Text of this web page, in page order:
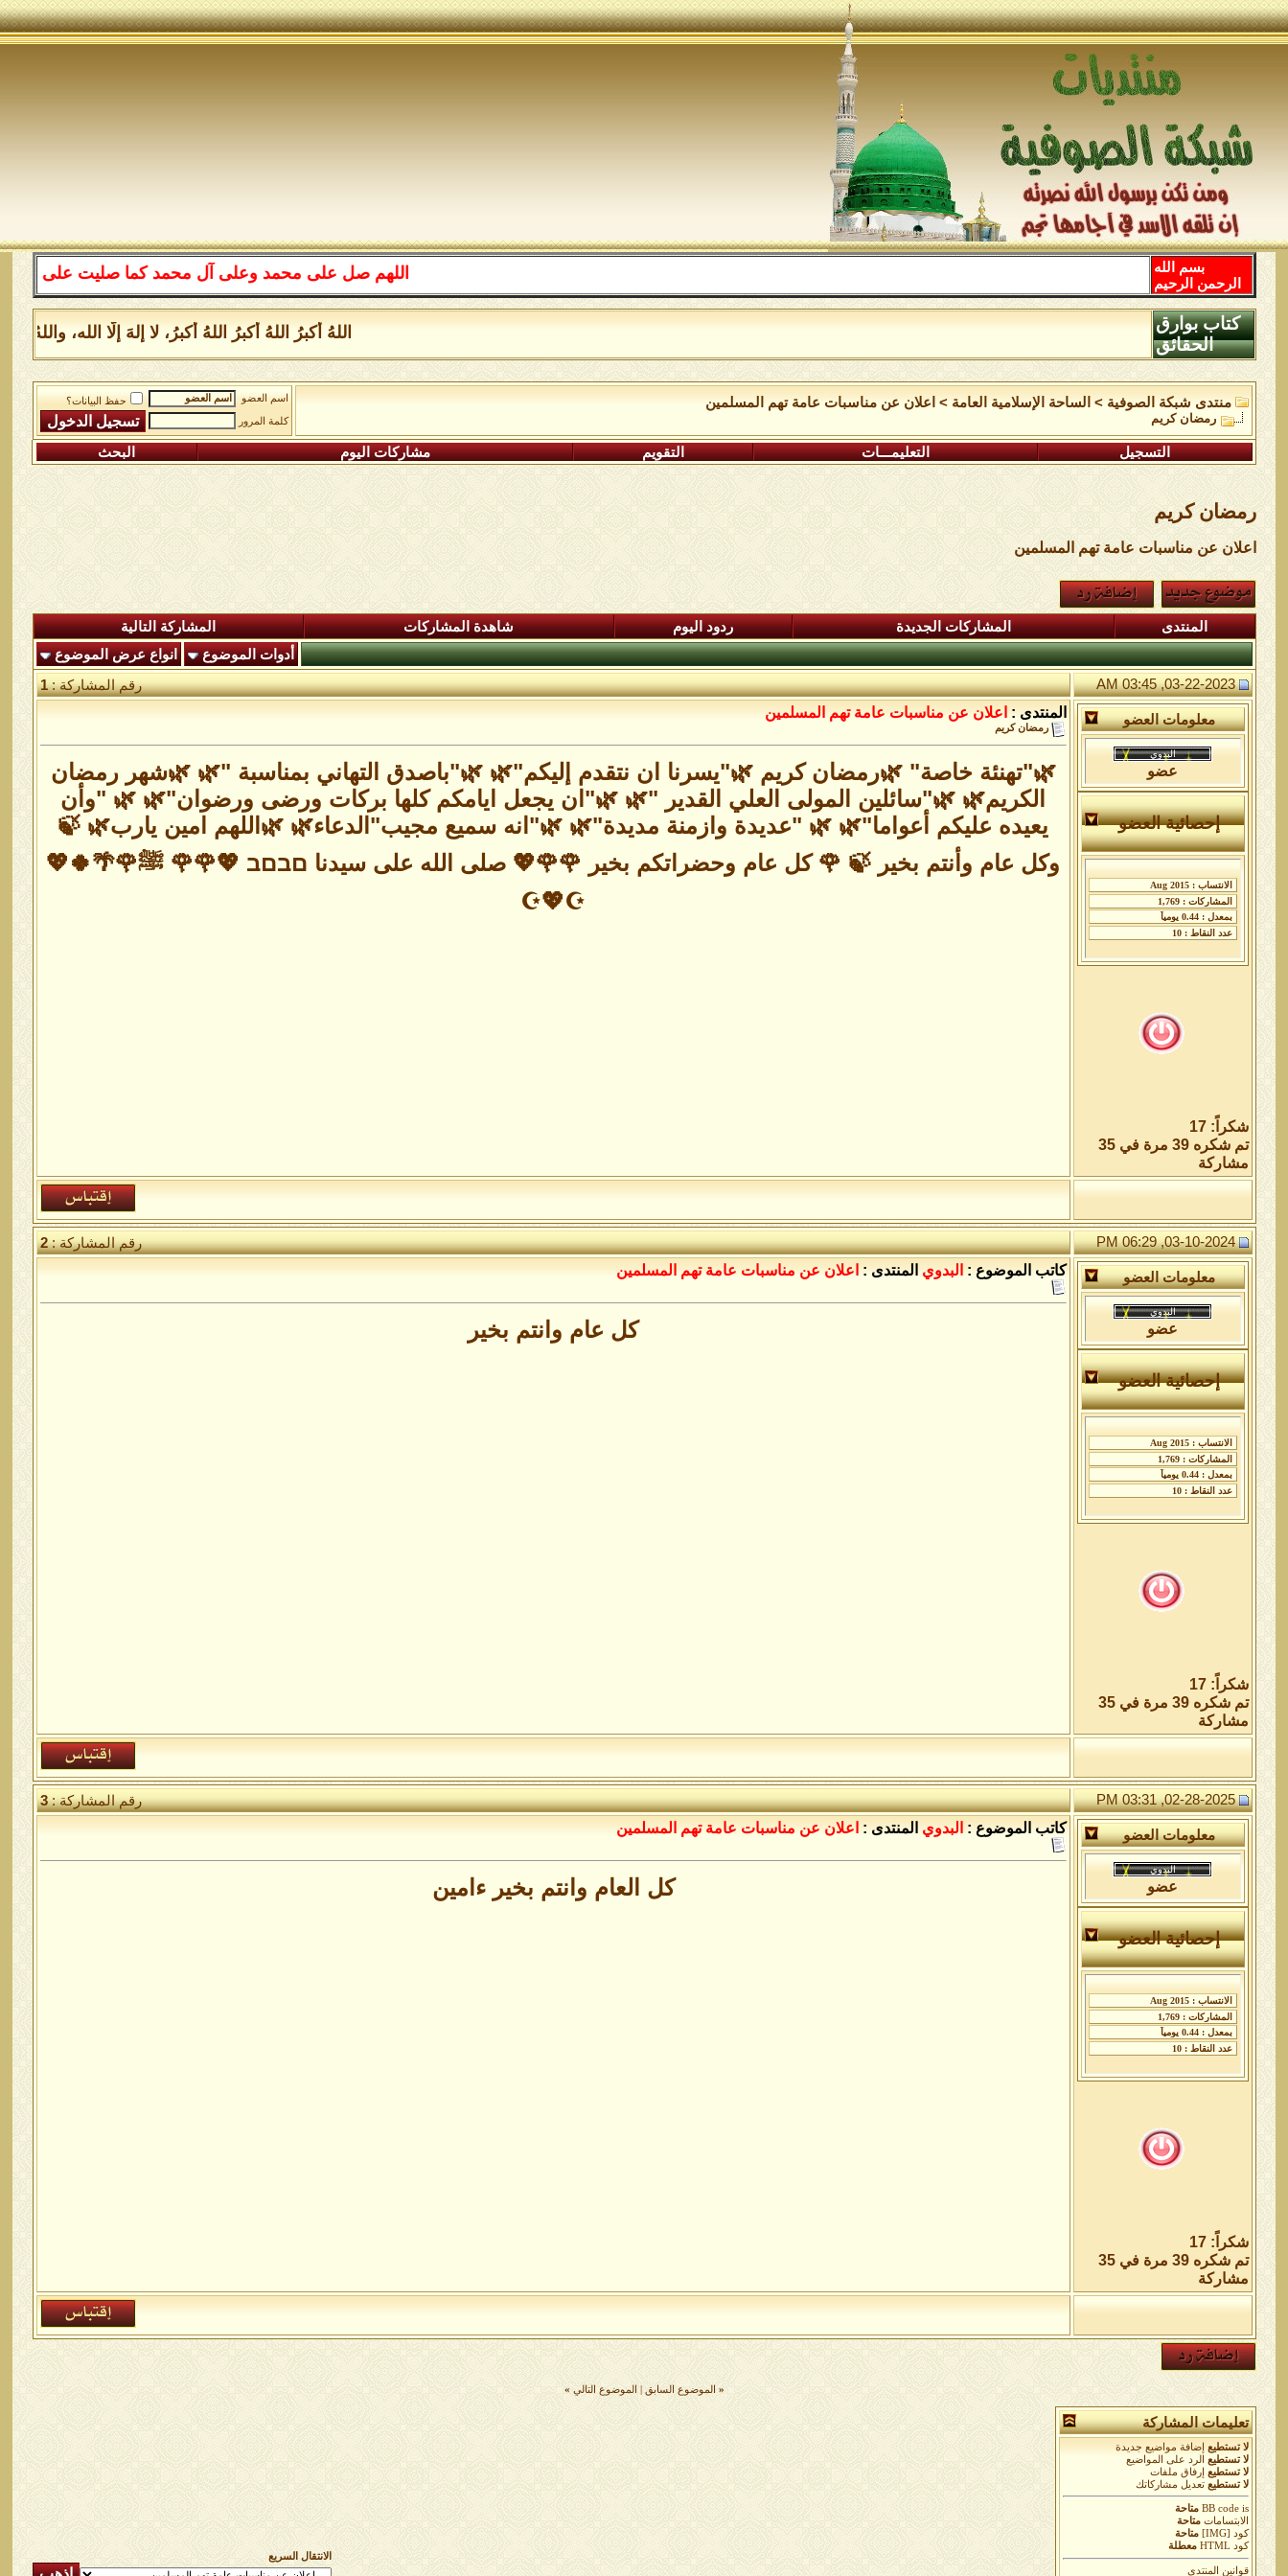
اللهم صل على محمد وعلى آل محمد كما صليت على إبراهيم
بسم الله
الرحمن الرحيم
اللهُ أكبرُ اللهُ أكبرُ اللهُ أكبرُ، لا إلهَ إلَّا الله، واللهُ
كتاب بوارق
الحقائق
منتدى شبكة الصوفية > الساحة اﻹسلامية العامة > اعلان عن مناسبات عامة تهم المسلمين
رمضان كريم
اسم العضو
حفظ البيانات؟
كلمة المرور
التسجيل التعليمـــات التقويم مشاركات اليوم البحث
رمضان كريم
اعلان عن مناسبات عامة تهم المسلمين
المنتدى المشاركات الجديدة ردود اليوم شاهدة المشاركات
المشاركة التالية
أدوات الموضوع
انواع عرض الموضوع
03-22-2023, 03:45 AM
رقم المشاركة :1
معلومات العضو
عضو
إحصائية العضو
شكراً: 17
تم شكره 39 مرة في 35
مشاركة
المنتدى : اعلان عن مناسبات عامة تهم المسلمين
رمضان كريم
🌿"تهنئة خاصة" 🌿رمضان كريم 🌿"يسرنا ان نتقدم إليكم"🌿 🌿"باصدق التهاني بمناسبة "🌿 🌿شهر رمضان
الكريم🌿 🌿"سائلين المولى العلي القدير "🌿 🌿"ان يجعل ايامكم كلها بركات ورضى ورضوان"🌿 🌿 "وأن
يعيده عليكم أعواما"🌿 🌿 "عديدة وازمنة مديدة"🌿 🌿"انه سميع مجيب"الدعاء🌿 🌿اللهم امين يارب🌿 🍃
وكل عام وأنتم بخير 🍃 🌹 كل عام وحضراتكم بخير 🌹🌹💖 صلى الله على سيدنا םבםב 💖🌹🌹 ﷺ🌹🌴🍀💖
☪️💖☪️
03-10-2024, 06:29 PM رقم المشاركة :2
معلومات العضو
عضو
إحصائية العضو
شكراً: 17
تم شكره 39 مرة في 35
مشاركة
كاتب الموضوع : البدوي المنتدى : اعلان عن مناسبات عامة تهم المسلمين
كل عام وانتم بخير
02-28-2025, 03:31 PM رقم المشاركة :3
معلومات العضو
عضو
إحصائية العضو
شكراً: 17
تم شكره 39 مرة في 35
مشاركة
كاتب الموضوع : البدوي المنتدى : اعلان عن مناسبات عامة تهم المسلمين
كل العام وانتم بخير ءامين
« الموضوع السابق الموضوع التالي »
تعليمات المشاركة
لا تستطيع
إضافة مواضيع جديدة
لا تستطيع
الرد على المواضيع
لا تستطيع
إرفاق ملفات
لا تستطيع تعديل مشاركاتك
BB codeis
متاحة
الابتسامات متاحة
كود [IMG]
متاحة
كود HTML
معطلة
قوانين المنتدى
الانتقال السريع